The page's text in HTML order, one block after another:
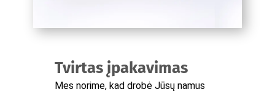
Tvirtas įpakavimas
Mes norime, kad drobė Jūsų namus